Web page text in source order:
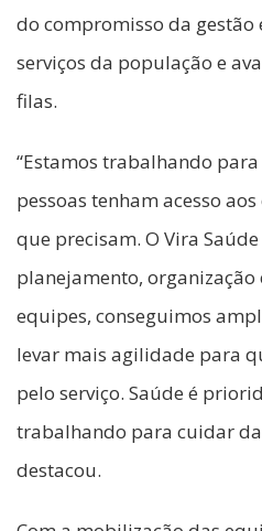
do compromisso da
serviços da população e
filas.
“Estamos trabalhando
pessoas tenham acesso
que precisam. O Vira
planejamento, organização
equipes, conseguimos
levar mais agilidade para
pelo serviço. Saúde é
trabalhando para cuidar
destacou.